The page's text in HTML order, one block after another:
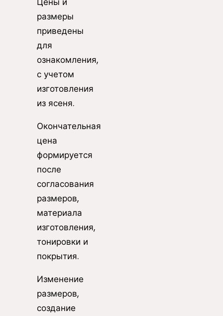
размеры
приведены
для
ознакомления,
с учетом
изготовления
из ясеня.
Окончательная
цена
формируется
после
согласования
размеров,
материала
изготовления,
тонировки и
покрытия.
Изменение
размеров,
создание